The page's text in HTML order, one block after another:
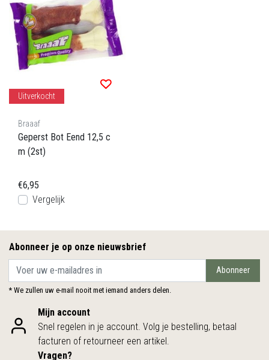
Uitverkocht
Braaaf
Geperst Bot Eend 12,5 c
m (2st)
€6,95
Vergelijk
Abonneer je op onze nieuwsbrief
Abonneer
* We zullen uw e-mail nooit met iemand anders delen.
Mijn account
Snel regelen in je account. Volg je bestelling, betaal
facturen of retourneer een artikel.
Vragen?